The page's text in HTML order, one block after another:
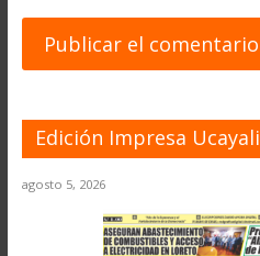
Edición Impresa Ucayali
agosto 5, 2026